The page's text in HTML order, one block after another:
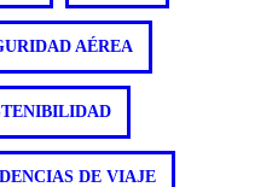
AÉREA
DE VIAJE